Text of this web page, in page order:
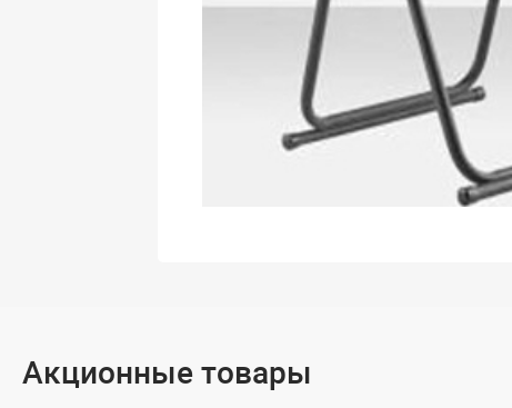
Акционные товары